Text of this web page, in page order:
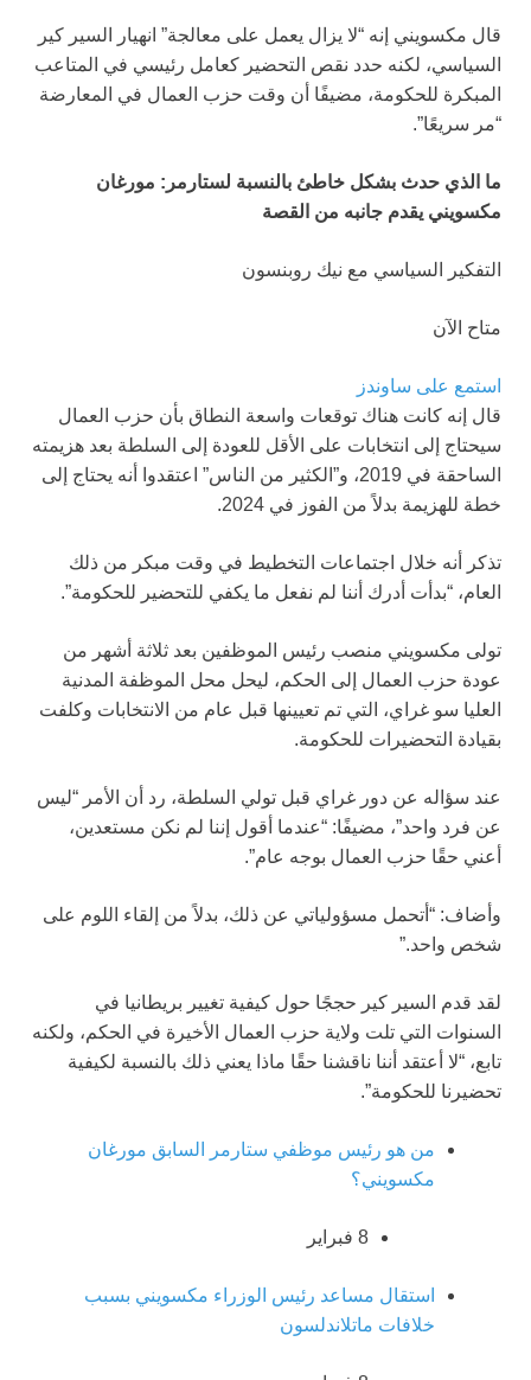
قال مكسويني إنه “لا يزال يعمل على معالجة” انهيار السير كير
السياسي، لكنه حدد نقص التحضير كعامل رئيسي في المتاعب
المبكرة للحكومة، مضيفًا أن وقت حزب العمال في المعارضة
“مر سريعًا”.
ما الذي حدث بشكل خاطئ بالنسبة لستارمر: مورغان
مكسويني يقدم جانبه من القصة
التفكير السياسي مع نيك روبنسون
متاح الآن
استمع على ساوندز
قال إنه كانت هناك توقعات واسعة النطاق بأن حزب العمال
سيحتاج إلى انتخابات على الأقل للعودة إلى السلطة بعد هزيمته
الساحقة في 2019، و”الكثير من الناس” اعتقدوا أنه يحتاج إلى
خطة للهزيمة بدلاً من الفوز في 2024.
تذكر أنه خلال اجتماعات التخطيط في وقت مبكر من ذلك
العام، “بدأت أدرك أننا لم نفعل ما يكفي للتحضير للحكومة”.
تولى مكسويني منصب رئيس الموظفين بعد ثلاثة أشهر من
عودة حزب العمال إلى الحكم، ليحل محل الموظفة المدنية
العليا سو غراي، التي تم تعيينها قبل عام من الانتخابات وكلفت
بقيادة التحضيرات للحكومة.
عند سؤاله عن دور غراي قبل تولي السلطة، رد أن الأمر “ليس
عن فرد واحد”، مضيفًا: “عندما أقول إننا لم نكن مستعدين،
أعني حقًا حزب العمال بوجه عام”.
وأضاف: “أتحمل مسؤولياتي عن ذلك، بدلاً من إلقاء اللوم على
شخص واحد.”
لقد قدم السير كير حججًا حول كيفية تغيير بريطانيا في
السنوات التي تلت ولاية حزب العمال الأخيرة في الحكم، ولكنه
تابع، “لا أعتقد أننا ناقشنا حقًا ماذا يعني ذلك بالنسبة لكيفية
تحضيرنا للحكومة”.
من هو رئيس موظفي ستارمر السابق مورغان
مكسويني؟
8 فبراير
استقال مساعد رئيس الوزراء مكسويني بسبب
خلافات ماتلاندلسون